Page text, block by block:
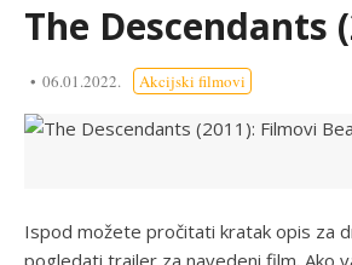
The Descendants
06.01.2022. Akcijski filmovi
Ispod možete pročitati kratak opis za
pogledati trailer za navedeni film. Ako